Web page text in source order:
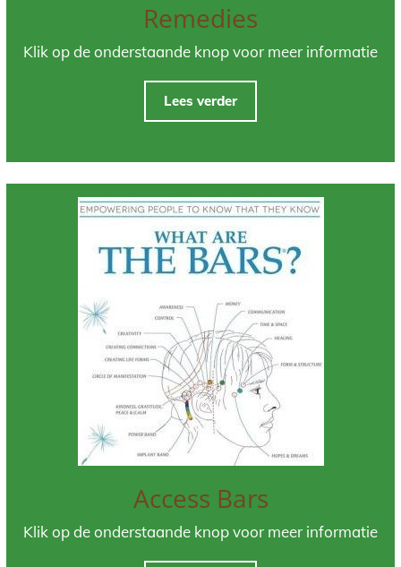
Remedies
Klik op de onderstaande knop voor meer informatie
Lees verder
Access Bars
Klik op de onderstaande knop voor meer informatie